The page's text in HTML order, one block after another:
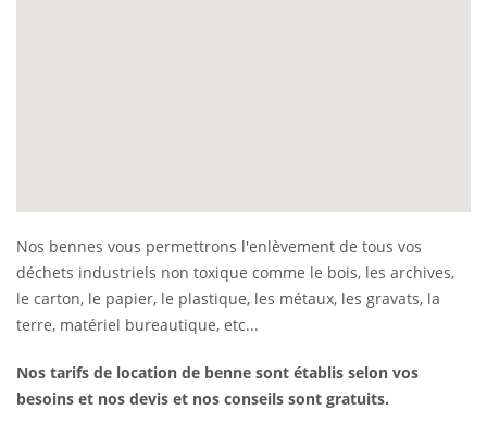
Nos bennes vous permettrons l'enlèvement de tous vos
déchets industriels non toxique comme le bois, les archives,
le carton, le papier, le plastique, les métaux, les gravats, la
terre, matériel bureautique, etc...
Nos tarifs de location de benne sont établis selon vos
besoins et nos devis et nos conseils sont gratuits.